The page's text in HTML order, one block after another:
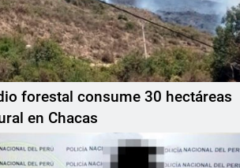
forestal consume 30 hectáreas
en Chacas